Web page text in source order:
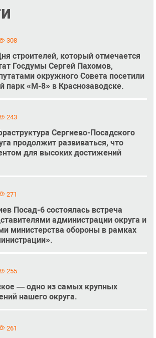
308
строителей, который отмечается
Госдумы Сергей Пахомов,
окружного Совета посетили
парк «М-8» в Краснозаводске.
243
Сергиево-Посадского
продолжит развиваться, что
для высоких достижений
271
Посад-6 состоялась встреча
администрации округа и
министерства обороны в рамках
255
— одно из самых крупных
нашего округа.
261